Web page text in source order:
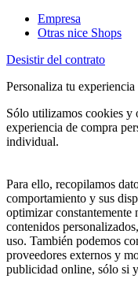
Empresa
Otras nice Shops
Desistir del contrato
Personaliza tu experiencia
Sólo utilizamos cookies y
experiencia de compra
individual.
Para ello, recopilamos
comportamiento y sus
optimizar
contenidos
uso. También podemos
proveedores externos y
publicidad online, sólo si